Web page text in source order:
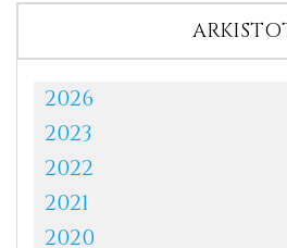
2026
2023
2022
2021
2020